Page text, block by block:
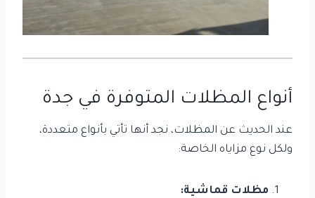
أنواع المظلات المتوفرة في جدة
عند الحديث عن المظلات، نجد أنها تأتي بأنواع متعددة،
ولكل نوع مزاياه الخاصة:
مظلات قماشية: